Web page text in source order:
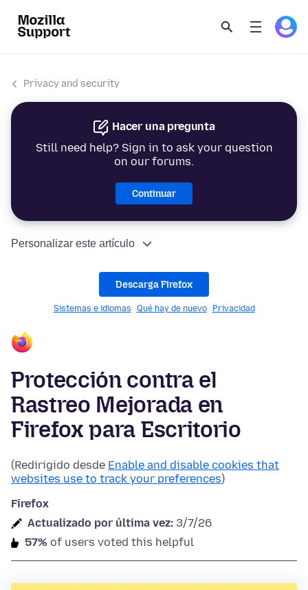
Privacy and security
Hacer una pregunta
Still need help? Sign in to ask your question
on our forums.
Continuar
Personalizar este artículo
Descarga Firefox
Sistemas e idiomas Qué hay de nuevo Privacidad
Protección contra el
Rastreo Mejorada en
Firefox para Escritorio
(Redirigido desde Enable and disable cookies that
websites use to track your preferences)
Firefox
Actualizado por última vez: 3/7/26
57% of users voted this helpful